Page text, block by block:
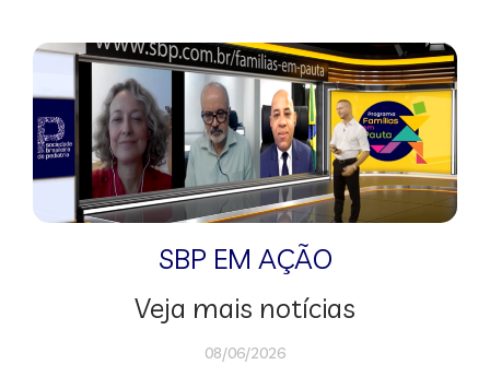
SBP EM AÇÃO
Veja mais notícias
08/06/2026